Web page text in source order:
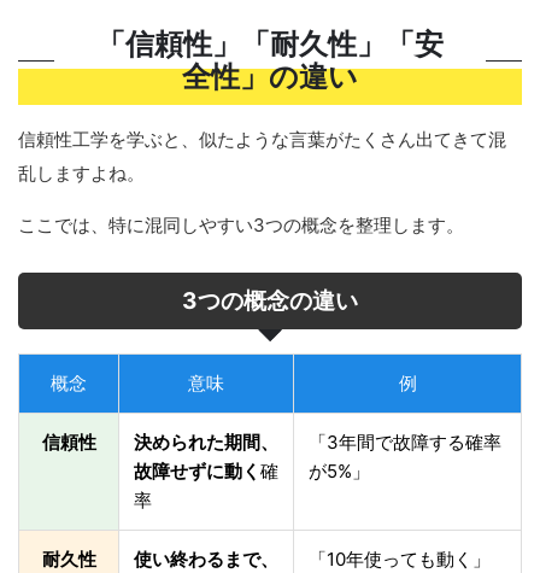
「信頼性」「耐久性」「安
全性」の違い
信頼性工学を学ぶと、似たような言葉がたくさん出てきて混
乱しますよね。
ここでは、特に混同しやすい3つの概念を整理します。
3つの概念の違い
概念 意味 例
信頼性
決められた期間、
故障せずに動く 確
率
「3年間で故障する確率
が5%」
耐久性
使い終わるまで、
「10年使っても動く」